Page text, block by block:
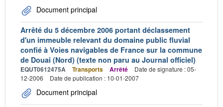
Document principal
Arrêté du 5 décembre 2006 portant déclassement
d'un immeuble relevant du domaine public fluvial
confié à Voies navigables de France sur la commune
de Douai (Nord) (texte non paru au Journal officiel)
EQUT0612475A Transports Arrêté
Date de signature : 05-
12-2006
Date de publication : 10-01-2007
Document principal